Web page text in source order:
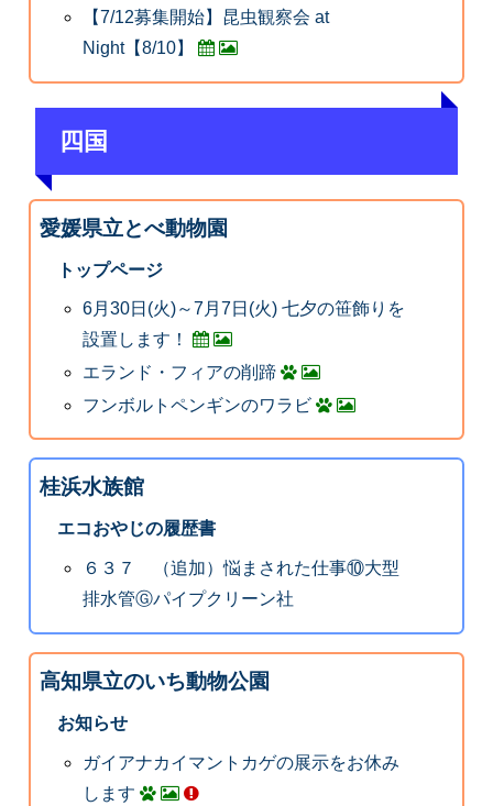
【7/12募集開始】昆虫観察会 at
Night【8/10】
四国
愛媛県立とべ動物園
トップページ
6月30日(火)～7月7日(火) 七夕の笹飾りを
設置します！
エランド・フィアの削蹄
フンボルトペンギンのワラビ
桂浜水族館
エコおやじの履歴書
６３７ （追加）悩まされた仕事⑩大型
排水管Ⓖパイプクリーン社
高知県立のいち動物公園
お知らせ
ガイアナカイマントカゲの展示をお休み
します